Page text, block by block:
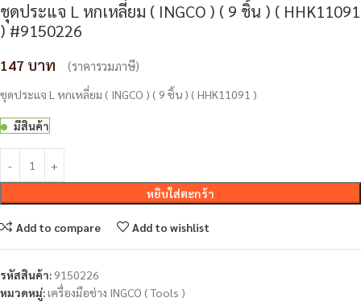
ชุดประแจ L หกเหลี่ยม ( INGCO ) ( 9 ชิ้น ) ( HHK11091
) #9150226
147 (ราคารวมภาษี)
ชุดประแจ L หกเหลี่ยม ( INGCO ) ( 9 ชิ้น ) ( HHK11091 )
มีสินค้า
หยิบใส่ตะกร้า
Add to compare Add to wishlist
รหัสสินค้า: 9150226
หมวดหมู่:เครื่องมือช่าง INGCO ( Tools )